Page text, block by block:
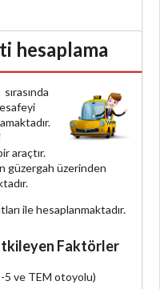
hesaplama
sırasında
araçtır.
güzergah üzerinden
ile hesaplanmaktadır.
Faktörler
5 ve TEM otoyolu)